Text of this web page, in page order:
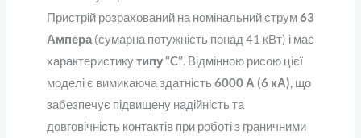
Пристрій розрахований на номінальний струм63
Ампера(сумарна потужність понад 41 кВт) і має
характеристикутипу “C”. Відмінною рисою цієї
моделі є вимикаюча здатність 6000 А (6 кА), що
забезпечує підвищену надійність та
довговічність контактів при роботі з граничними